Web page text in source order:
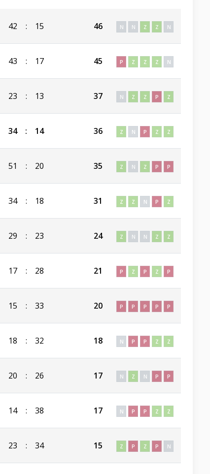
42 : 15 46 N N Z Z N
43 : 17 45 P Z Z Z N
23 : 13 37 N Z Z P Z
34 : 14 36 Z N P Z Z
51 : 20 35 Z N Z P P
34 : 18 31 Z Z N P Z
29 : 23 24 Z N N Z Z
17 : 28 21 P Z P Z P
15 : 33 20 P P P P P
18 : 32 18 N P P Z Z
20 : 26 17 N Z N P P
14 : 38 17 N P P Z Z
23 : 34 15 Z P Z P N